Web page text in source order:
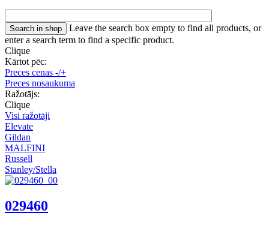
Leave the search box empty to find all products, or
enter a search term to find a specific product.
Clique
Kārtot pēc:
Preces cenas -/+
Preces nosaukuma
Ražotājs:
Clique
Visi ražotāji
Elevate
Gildan
MALFINI
Russell
Stanley/Stella
029460